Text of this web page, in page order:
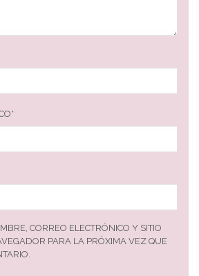
*
CORREO ELECTRÓNICO Y SITIO
PARA LA PRÓXIMA VEZ QUE